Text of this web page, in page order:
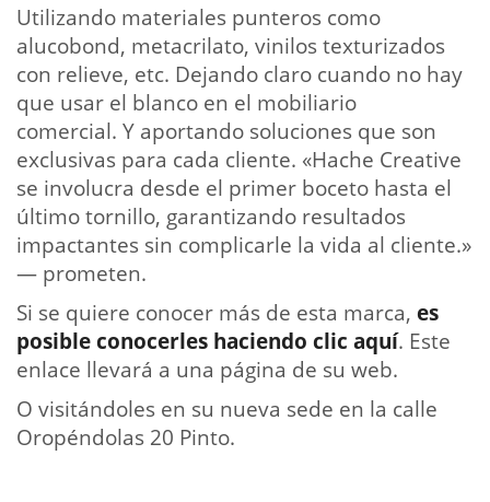
Utilizando materiales punteros como
alucobond, metacrilato, vinilos texturizados
con relieve, etc. Dejando claro cuando no hay
que usar el blanco en el mobiliario
comercial. Y aportando soluciones que son
exclusivas para cada cliente. «Hache Creative
se involucra desde el primer boceto hasta el
último tornillo, garantizando resultados
impactantes sin complicarle la vida al cliente.»
— prometen.
Si se quiere conocer más de esta marca, es
posible conocerles haciendo clic aquí. Este
enlace llevará a una página de su web.
O visitándoles en su nueva sede en la calle
Oropéndolas 20 Pinto.